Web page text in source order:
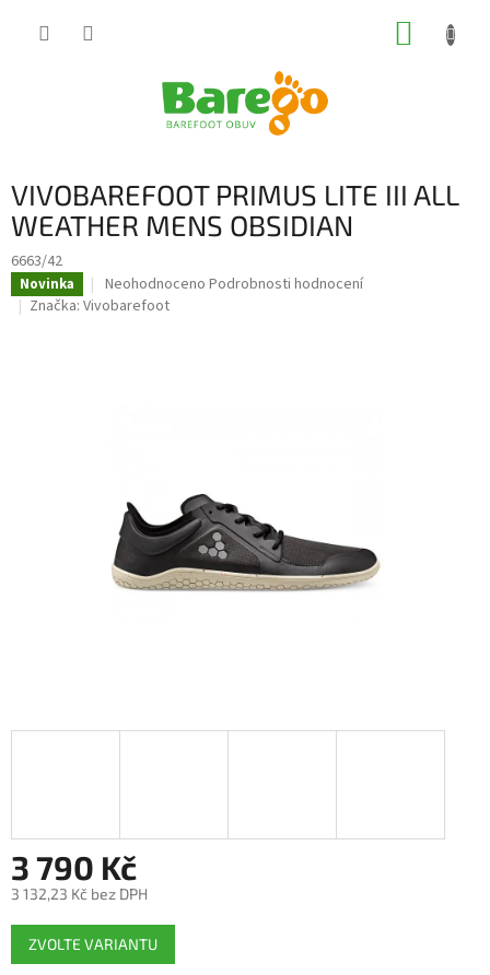
VIVOBAREFOOT PRIMUS LITE III ALL
WEATHER MENS OBSIDIAN
6663/42
Novinka
Průměrné
hodnocení
Neohodnoceno Podrobnosti hodnocení
Značka: Vivobarefoot
3 790 Kč
3 132,23 Kč bez DPH
Měrná
cena:
ZVOLTE VARIANTU